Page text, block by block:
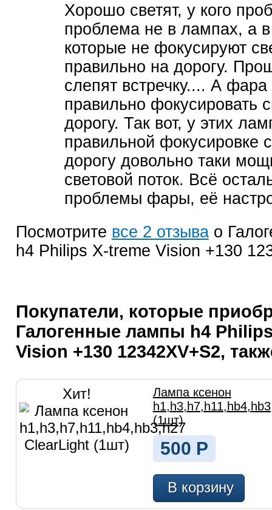
Хорошо светят, у кого
проблема не в лампах, а
которые не фокусируют
правильно на дорогу.
слепят встречку.... А
правильно фокусировать
дорогу. Так вот, у этих
правильной фокусировке
дорогу довольно таки
световой поток. Всё
проблемы фары, её
Посмотрите все 2 отзывао
h4 Philips X-treme Vision +130
Покупатели, которые
Галогенные лампы h4
Vision +130 12342XV+S2,
Хит!
Лампа ксенон
(1шт)
500 Р
В корзину